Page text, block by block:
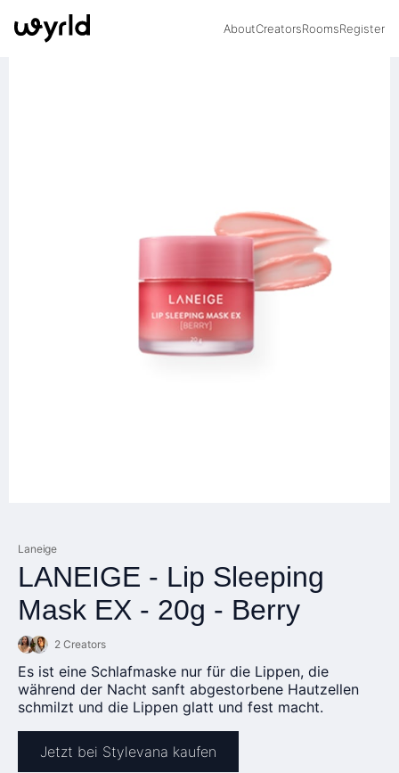
AboutCreatorsRoomsRegister
Laneige
LANEIGE - Lip Sleeping
Mask EX - 20g - Berry
2 Creators
Es ist eine Schlafmaske nur für die Lippen, die
während der Nacht sanft abgestorbene Hautzellen
schmilzt und die Lippen glatt und fest macht.
Jetzt bei Stylevana kaufen